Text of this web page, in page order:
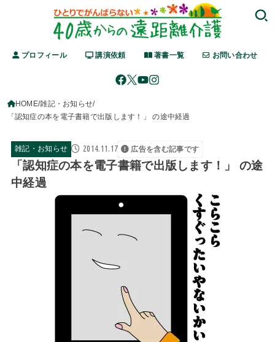
プロフィール 講演依頼 著書一覧 お問い合わせ
HOME 雑記・お知らせ
「認知症の本を電子書籍で出版します！」 の途中経過
雑記・お知らせ 2014.11.17 広告を含む記事です
「認知症の本を電子書籍で出版します！」 の途
中経過